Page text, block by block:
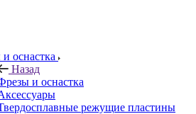
оснастка
Назад
и оснастка
режущие пластины